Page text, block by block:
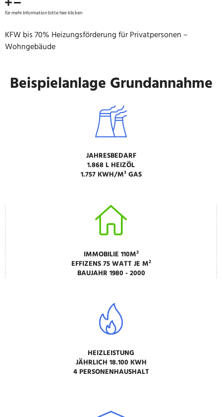
für mehr Information bitte hier klicken
KFW bis 70% Heizungsförderung für Privatpersonen –
Wohngebäude
Beispielanlage Grundannahme
JAHRESBEDARF
1.868 L HEIZÖL
1.757 KWH/M³ GAS
IMMOBILIE 110M²
EFFIZENS 75 WATT JE M²
BAUJAHR 1980 - 2000
HEIZLEISTUNG
JÄHRLICH 18.100 KWH
4 PERSONENHAUSHALT